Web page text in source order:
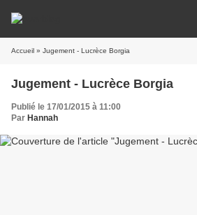
Accueil » Jugement - Lucrèce Borgia
Jugement - Lucrèce Borgia
Publié le 17/01/2015 à 11:00
Par Hannah